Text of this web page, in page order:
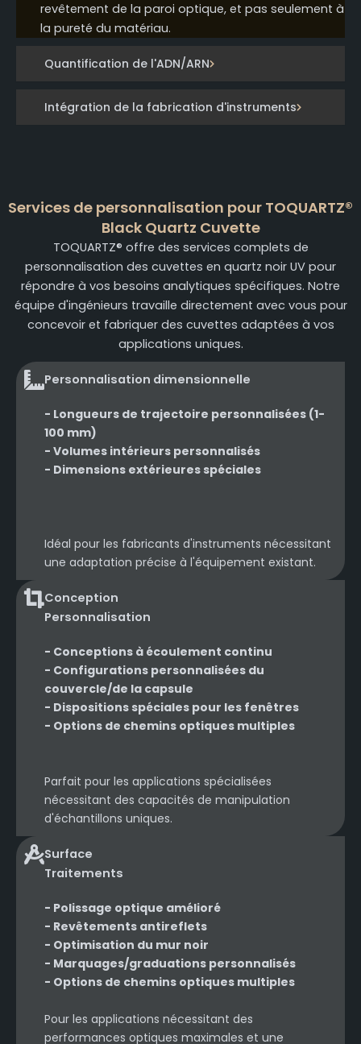
Quantification de l'ADN/ARN
Intégration de la fabrication d'instruments
revêtement de la paroi optique, et pas seulement à
la pureté du matériau.
Services de personnalisation pour TOQUARTZ®
Black Quartz Cuvette
TOQUARTZ® offre des services complets de
personnalisation des cuvettes en quartz noir UV pour
répondre à vos besoins analytiques spécifiques. Notre
équipe d'ingénieurs travaille directement avec vous pour
concevoir et fabriquer des cuvettes adaptées à vos
applications uniques.
Personnalisation dimensionnelle
- Longueurs de trajectoire personnalisées (1-
100 mm)
- Volumes intérieurs personnalisés
- Dimensions extérieures spéciales
Idéal pour les fabricants d'instruments nécessitant
une adaptation précise à l'équipement existant.
Conception
Personnalisation
- Conceptions à écoulement continu
- Configurations personnalisées du
couvercle/de la capsule
- Dispositions spéciales pour les fenêtres
- Options de chemins optiques multiples
Parfait pour les applications spécialisées
nécessitant des capacités de manipulation
d'échantillons uniques.
Surface
Traitements
- Polissage optique amélioré
- Revêtements antireflets
- Optimisation du mur noir
- Marquages/graduations personnalisés
- Options de chemins optiques multiples
Pour les applications nécessitant des
performances optiques maximales et une